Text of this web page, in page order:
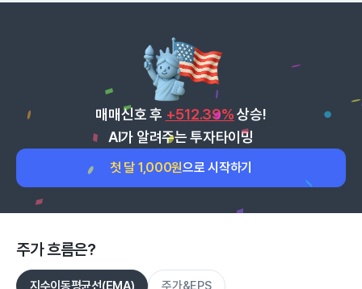
매매신호 후 +512.39% 상승!
AI가 알려주는 투자타이밍
첫 달 1,000원으로 시작하기
주가 흐름은?
지수이동평균선(EMA) 주가&EPS